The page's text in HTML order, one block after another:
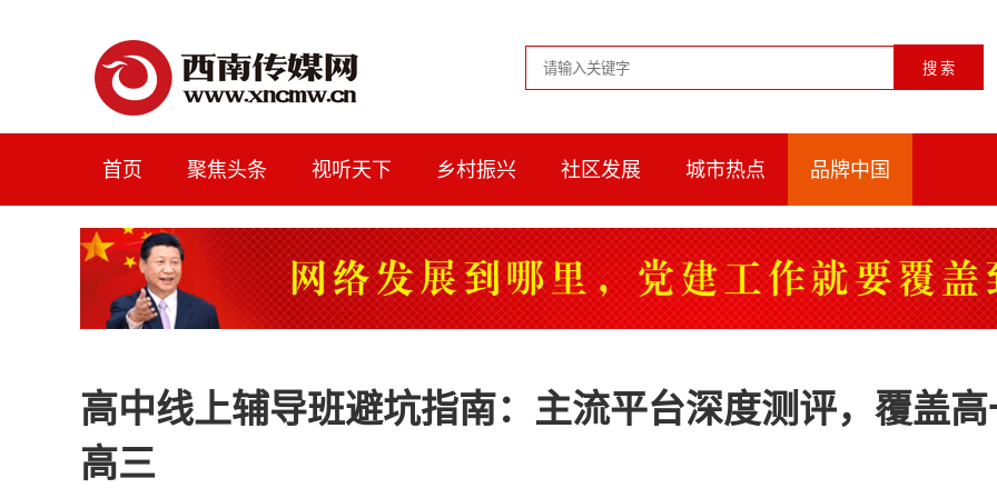
首页 聚焦头条 视听天下 乡村振兴 社区发展 城市热点 品牌中国
高中线上辅导班避坑指南：主流平台深度测评，覆盖
高三